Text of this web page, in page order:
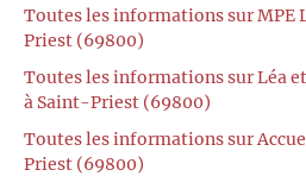
Toutes les informations sur MPE
Priest (69800)
Toutes les informations sur Léa
à Saint-Priest (69800)
Toutes les informations sur
Priest (69800)